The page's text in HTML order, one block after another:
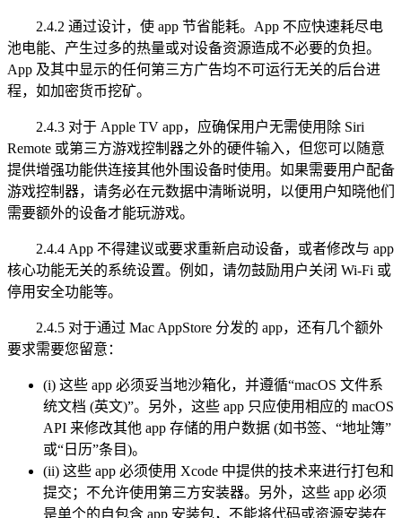
2.4.2 通过设计，使 app 节省能耗。App 不应快速耗尽电
池电能、产生过多的热量或对设备资源造成不必要的负担。
App 及其中显示的任何第三方广告均不可运行无关的后台进
程，如加密货币挖矿。
2.4.3 对于 Apple TV app，应确保用户无需使用除 Siri
Remote 或第三方游戏控制器之外的硬件输入，但您可以随意
提供增强功能供连接其他外围设备时使用。如果需要用户配备
游戏控制器，请务必在元数据中清晰说明，以便用户知晓他们
需要额外的设备才能玩游戏。
2.4.4 App 不得建议或要求重新启动设备，或者修改与 app
核心功能无关的系统设置。例如，请勿鼓励用户关闭 Wi-Fi 或
停用安全功能等。
2.4.5 对于通过 Mac AppStore 分发的 app，还有几个额外
要求需要您留意：
(i) 这些 app 必须妥当地沙箱化，并遵循“macOS 文件系
统文档 (英文)”。另外，这些 app 只应使用相应的 macOS
API 来修改其他 app 存储的用户数据 (如书签、“地址簿”
或“日历”条目)。
(ii) 这些 app 必须使用 Xcode 中提供的技术来进行打包和
提交；不允许使用第三方安装器。另外，这些 app 必须
是单个的自包含 app 安装包，不能将代码或资源安装在